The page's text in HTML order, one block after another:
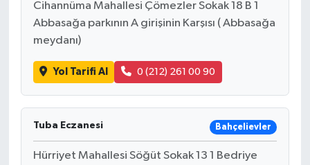
Cihannüma Mahallesi Çömezler Sokak 18 B 1
Abbasağa parkının A girişinin Karşısı ( Abbasağa
meydanı)
Yol Tarifi Al 0 (212) 261 00 90
Tuba Eczanesi Bahçelievler
Hürriyet Mahallesi Söğüt Sokak 13 1 Bedriye